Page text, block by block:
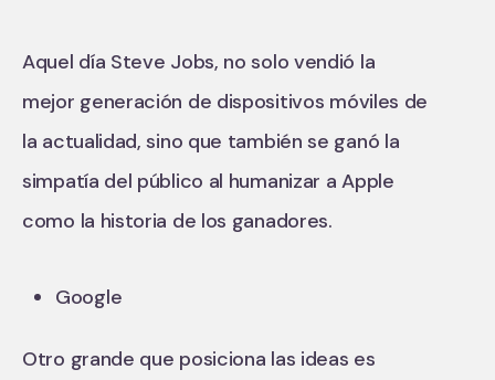
Aquel día Steve Jobs, no solo vendió la
mejor generación de dispositivos móviles de
la actualidad, sino que también se ganó la
simpatía del público al humanizar a Apple
como la historia de los ganadores.
Google
Otro grande que posiciona las ideas es